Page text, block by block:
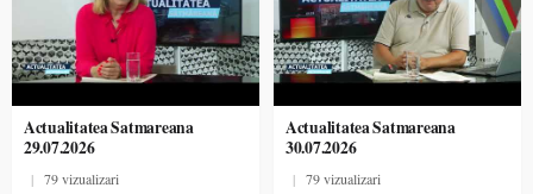
Actualitatea Satmareana
29.07.2026
| 79 vizualizari
Actualitatea Satmareana
30.07.2026
| 79 vizualizari